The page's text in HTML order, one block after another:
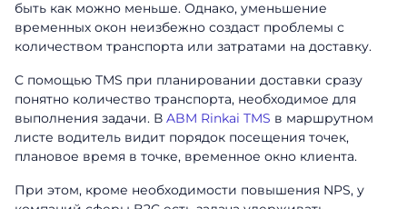
быть как можно меньше. Однако, уменьшение
временных окон неизбежно создаст проблемы с
количеством транспорта или затратами на доставку.
С помощью TMS при планировании доставки сразу
понятно количество транспорта, необходимое для
выполнения задачи. В ABM Rinkai TMS в маршрутном
листе водитель видит порядок посещения точек,
плановое время в точке, временное окно клиента.
При этом, кроме необходимости повышения NPS, у